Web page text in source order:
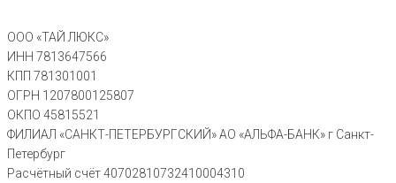
ООО «ТАЙ ЛЮКС»
ИНН 7813647566
КПП 781301001
ОГРН 1207800125807
ОКПО 45815521
ФИЛИАЛ «САНКТ-ПЕТЕРБУРГСКИЙ» АО «АЛЬФА-БАНК» г Санкт-
Петербург
Расчётный счёт 40702810732410004310